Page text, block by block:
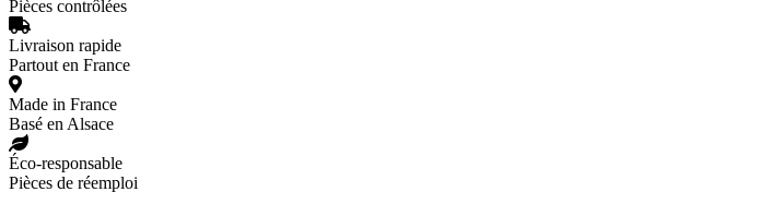
Pièces contrôlées
Livraison rapide
Partout en France
Made in France
Basé en Alsace
Éco-responsable
Pièces de réemploi